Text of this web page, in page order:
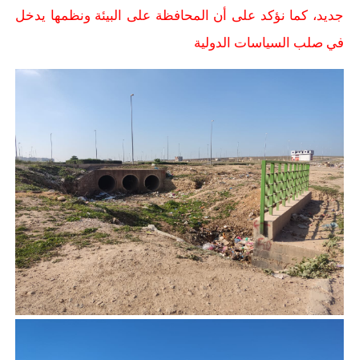
جديد، كما نؤكد على أن المحافظة على البيئة ونظمها يدخل
في صلب السياسات الدولية